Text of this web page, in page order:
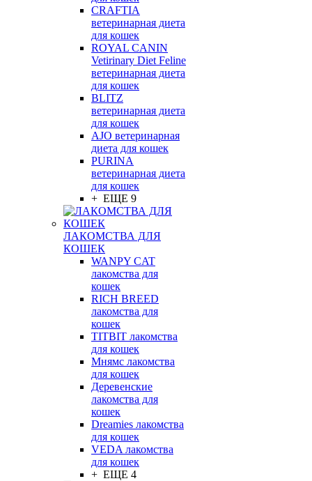
CRAFTIA
ветеринарная диета
для кошек
ROYAL CANIN
Vetirinary Diet Feline
ветеринарная диета
для кошек
BLITZ
ветеринарная диета
для кошек
AJO ветеринарная
диета для кошек
PURINA
ветеринарная диета
для кошек
+ ЕЩЕ 9
ЛАКОМСТВА ДЛЯ
КОШЕК
WANPY CAT
лакомства для
кошек
RICH BREED
лакомства для
кошек
TITBIT лакомства
для кошек
Мнямс лакомства
для кошек
Деревенские
лакомства для
кошек
Dreamies лакомства
для кошек
VEDA лакомства
для кошек
+ ЕЩЕ 4